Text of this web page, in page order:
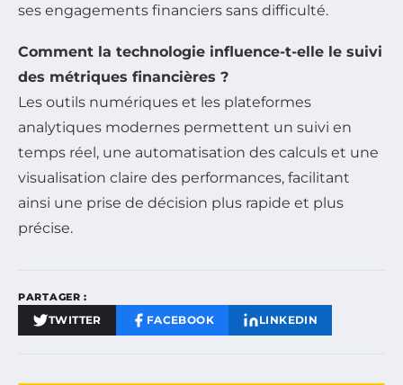
ses engagements financiers sans difficulté.
Comment la technologie influence-t-elle le suivi
des métriques financières ?
Les outils numériques et les plateformes
analytiques modernes permettent un suivi en
temps réel, une automatisation des calculs et une
visualisation claire des performances, facilitant
ainsi une prise de décision plus rapide et plus
précise.
PARTAGER :
TWITTER FACEBOOK LINKEDIN